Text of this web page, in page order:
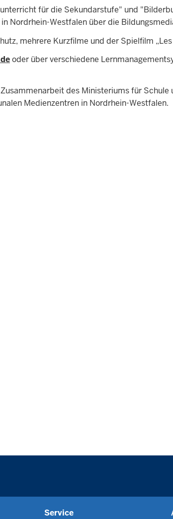
für die Sekundarstufe" und
Nordrhein-Westfalen über die
mehrere Kurzfilme und der Spielfilm
oder über verschiedene
des Ministeriums für Schule
Medienzentren in Nordrhein-Westfalen.
Service